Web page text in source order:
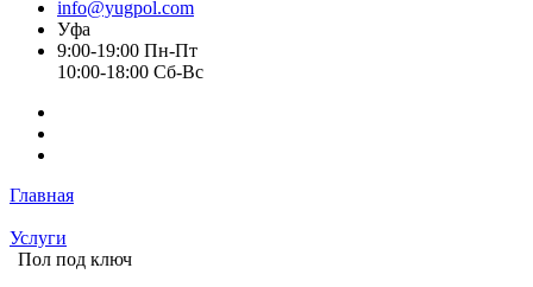
info@yugpol.com
Уфа
9:00-19:00 Пн-Пт
10:00-18:00 Cб-Вс
Главная
Услуги
Пол под ключ